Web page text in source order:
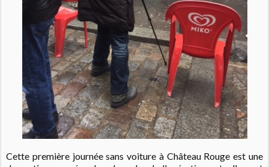
Cette première journée sans voiture à Château Rouge est une